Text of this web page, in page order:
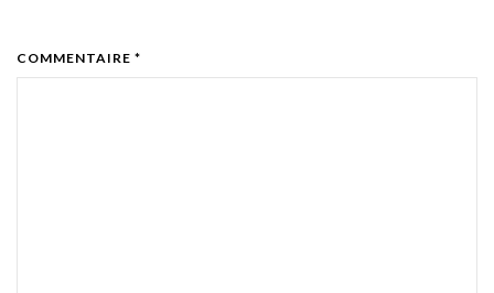
COMMENTAIRE *